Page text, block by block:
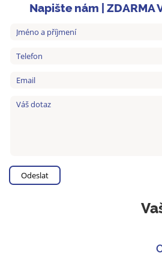
Napište nám | ZDARMA